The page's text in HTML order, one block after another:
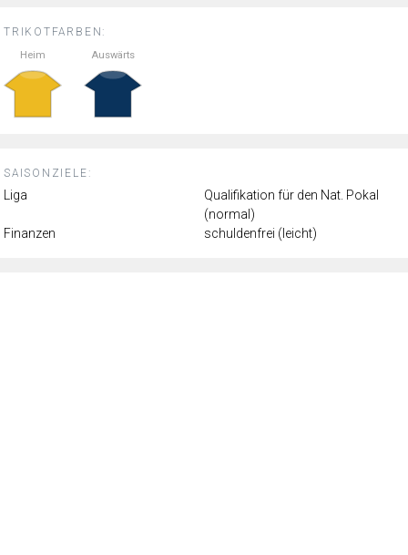
TRIKOTFARBEN:
Heim Auswärts
SAISONZIELE:
Liga
Qualifikation für den Nat. Pokal
(normal)
Finanzen
schuldenfrei (leicht)